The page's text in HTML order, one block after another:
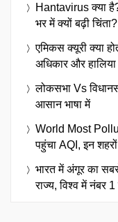
Hantavirus क्या
भर में क्यों बढ़ी चिंता?
एमिकस क्यूरी क्या
अधिकार और
लोकसभा Vs
आसान भाषा में
World Most
पहुंचा AQI, इन
भारत में अंगूर का
राज्य, विश्व में नंबर